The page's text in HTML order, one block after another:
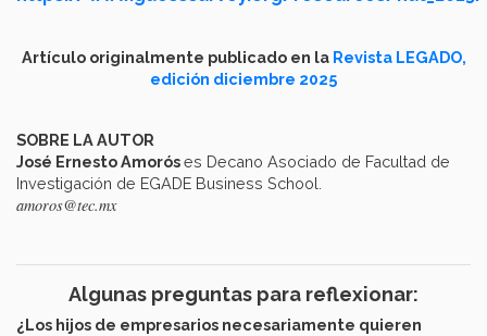
Artículo originalmente publicado en la Revista LEGADO,
edición diciembre 2025
SOBRE LA AUTOR
José Ernesto Amoróses Decano Asociado de Facultad de
Investigación de EGADE Business School.
amoros@tec.mx
Algunas preguntas para reflexionar:
¿Los hijos de empresarios necesariamente quieren